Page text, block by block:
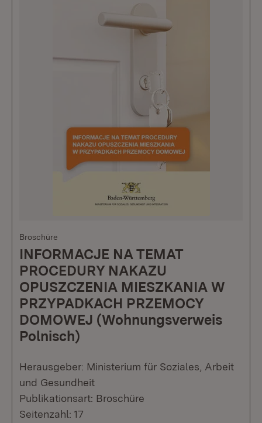
Broschüre
INFORMACJE NA TEMAT
PROCEDURY NAKAZU
OPUSZCZENIA MIESZKANIA W
PRZYPADKACH PRZEMOCY
DOMOWEJ (Wohnungsverweis
Polnisch)
Herausgeber: Ministerium für Soziales, Arbeit
und Gesundheit
Publikationsart: Broschüre
Seitenzahl: 17